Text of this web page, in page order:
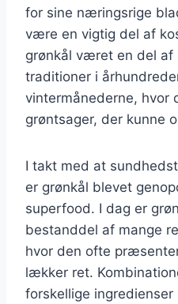
for sine næringsrige
være en vigtig del af
grønkål været en del af
traditioner i
vintermånederne, hvor
grøntsager, der kunne
I takt med at
er grønkål blevet
superfood. I dag er
bestanddel af mange
hvor den ofte
lækker ret.
forskellige